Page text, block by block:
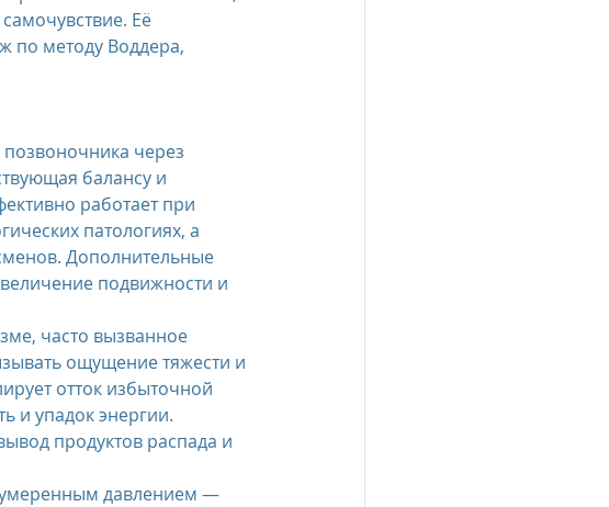
Её
по методу Воддера,
через
балансу и
работает при
патологиях, а
Дополнительные
подвижности и
часто вызванное
ощущение тяжести и
отток избыточной
и упадок энергии.
продуктов распада и
умеренным давлением —